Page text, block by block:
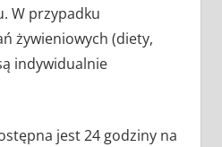
W przypadku
żywieniowych (diety,
indywidualnie
jest 24 godziny na